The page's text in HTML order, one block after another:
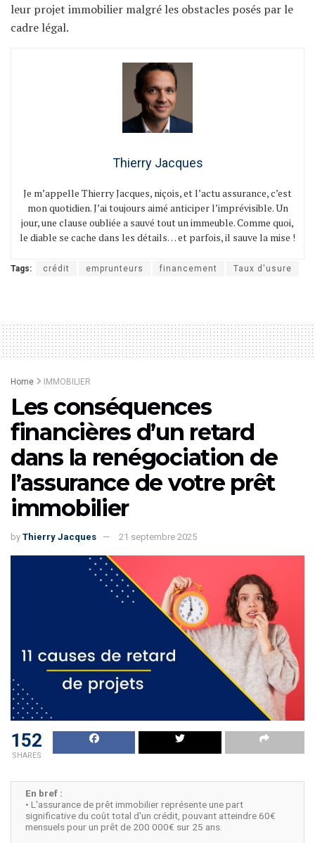
leur projet immobilier malgré les obstacles posés par le
cadre légal.
Thierry Jacques
Je m’appelle Thierry Jacques, niçois, et l’actu assurance, c’est
mon quotidien. J’ai toujours aimé anticiper l’imprévisible. Un
jour, une clause oubliée a sauvé tout un immeuble. Comme quoi,
le diable se cache dans les détails… et parfois, il sauve la mise !
Tags: crédit emprunteurs financement Taux d'usure
Home IMMOBILIER
Les conséquences
financières d’un retard
dans la renégociation de
l’assurance de votre prêt
immobilier
by Thierry Jacques 21 septembre 2025
152
SHARES
En bref :
• L'assurance de prêt immobilier représente une part
significative du coût total d'un crédit, pouvant atteindre 60€
mensuels pour un prêt de 200 000€ sur 25 ans.